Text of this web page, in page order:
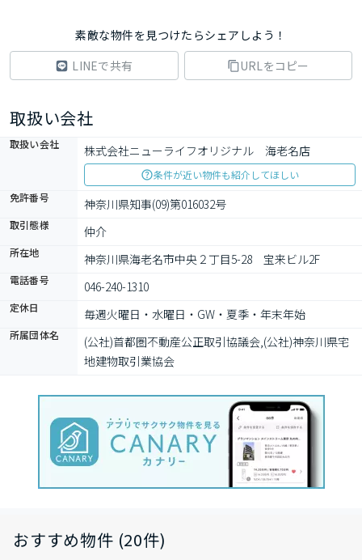
素敵な物件を見つけたらシェアしよう！
LINEで共有
URLをコピー
取扱い会社
取扱い会社 株式会社ニューライフオリジナル　海老名店
条件が近い物件も紹介してほしい
免許番号
神奈川県知事(09)第016032号
取引態様 仲介
所在地 神奈川県海老名市中央２丁目5-28　宝来ビル2F
電話番号 046-240-1310
定休日 毎週火曜日・水曜日・GW・夏季・年末年始
所属団体名
(公社)首都圏不動産公正取引協議会,(公社)神奈川県宅
地建物取引業協会
おすすめ物件 (20件)